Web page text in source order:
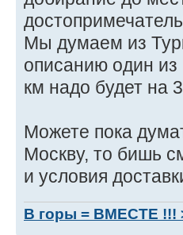
Мы думаем из
описанию один
км надо будет на
Можете пока
Москву, то бишь
и условия
В горы = ВМЕСТЕ !!!